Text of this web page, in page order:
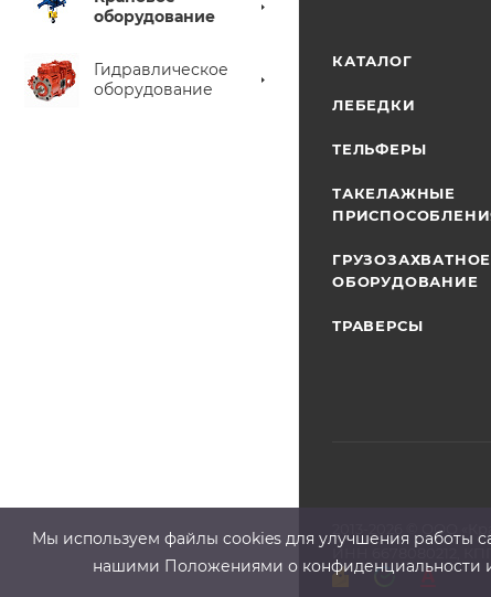
оборудование
Гидравлическое
оборудование
КАТАЛОГ
ЛЕБЕДКИ
ТЕЛЬФЕРЫ
ТАКЕЛАЖНЫЕ
ГРУЗОЗАХВАТНОЕ
ОБОРУДОВАНИЕ
ТРАВЕРСЫ
ООО
ИНН 6678080212,
Мы используем файлы cооkies для улучшения работы
нашими Положениями о конфиденциальности